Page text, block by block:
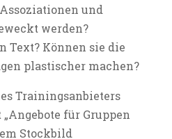
und
werden?
Text? Können sie die
plastischer machen?
Trainingsanbieters
für Gruppen
Stockbild